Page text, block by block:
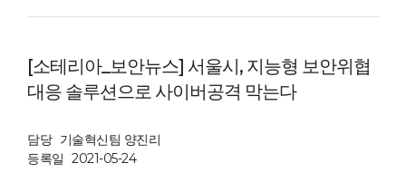
[소테리아_보안뉴스] 서울시, 지능형 보안위협
대응 솔루션으로 사이버공격 막는다
담당 기술혁신팀 양진리
등록일 2021-05-24